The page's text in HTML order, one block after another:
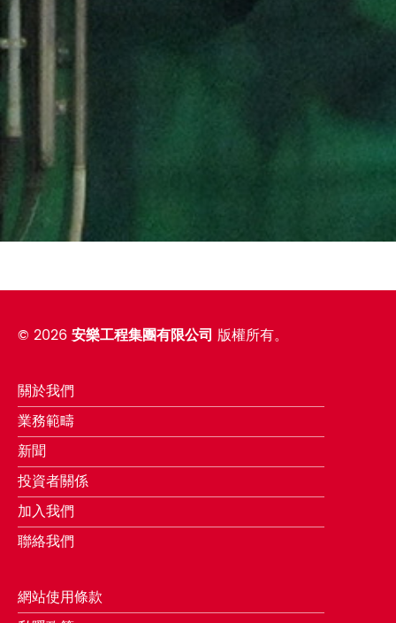
© 2026安樂工程集團有限公司 版權所有。
關於我們
業務範疇
新聞
投資者關係
加入我們
聯絡我們
網站使用條款